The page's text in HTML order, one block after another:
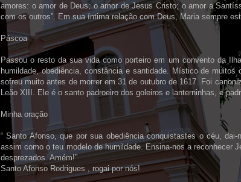
amores: o amor de Deus; o amor de Jesus Cristo; o amor a
com os outros”. Em sua íntima relação com Deus, Maria sempre
Páscoa
Passou o resto da sua vida como porteiro em um convento da
humildade, obediência, constância e santidade. Místico de muitos
sofreu muito antes de morrer em 31 de outubro de 1617. Foi
Leão XIII. Ele é o santo padroeiro dos goleiros e lanterninhas, e
Minha oração
“ Santo Afonso, que por sua obediência conquistastes o céu,
assim como o teu modelo de humildade. Ensina-nos a reconhecer
desprezados. Amém!”
Santo Afonso Rodrigues , rogai por nós!